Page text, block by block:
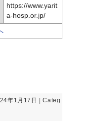
https://www.yarit
a-hosp.or.jp/
年1月17日 | Categ